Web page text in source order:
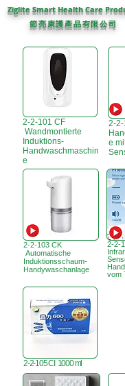
Ziglite Smart Health Care
節亮康護產品有限公司
2-2-101 CF
Wandmontierte
Induktions-
Handwaschmaschin
e
2-
e
2-2-103 CK
Automatische
Induktionsschaum-
Handywaschanlage
2-2-
vom
2-2-105 CI 1000 ml